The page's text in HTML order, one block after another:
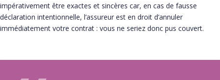
impérativement être exactes et sincères car, en cas de fausse
déclaration intentionnelle, l’assureur est en droit d’annuler
immédiatement votre contrat : vous ne seriez donc pus couvert.